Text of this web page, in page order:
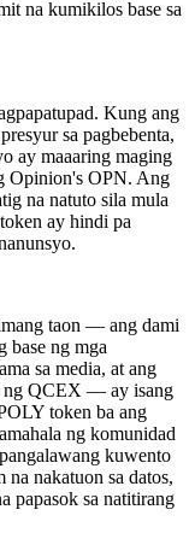
na kumikilos base sa
Kung ang
sa pagbebenta,
ay maaaring maging
Opinion's OPN. Ang
na natuto sila mula
ay hindi pa
taon — ang dami
base ng mga
sa media, at ang
ng QCEX — ay isang
token ba ang
ng komunidad
kuwento
nakatuon sa datos,
papasok sa natitirang